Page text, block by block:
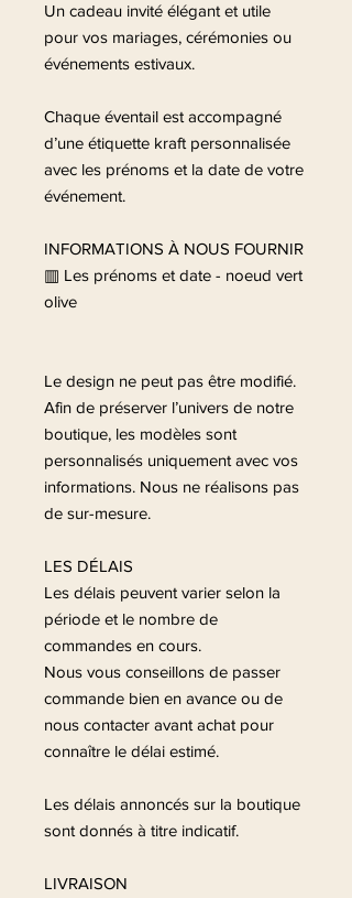
Un cadeau invité élégant et utile
pour vos mariages, cérémonies ou
événements estivaux.
Chaque éventail est accompagné
d’une étiquette kraft personnalisée
avec les prénoms et la date de votre
événement.
INFORMATIONS À NOUS FOURNIR
▥ Les prénoms et date - noeud vert
olive
Le design ne peut pas être modifié.
Afin de préserver l’univers de notre
boutique, les modèles sont
personnalisés uniquement avec vos
informations. Nous ne réalisons pas
de sur-mesure.
LES DÉLAIS
Les délais peuvent varier selon la
période et le nombre de
commandes en cours.
Nous vous conseillons de passer
commande bien en avance ou de
nous contacter avant achat pour
connaître le délai estimé.
Les délais annoncés sur la boutique
sont donnés à titre indicatif.
LIVRAISON